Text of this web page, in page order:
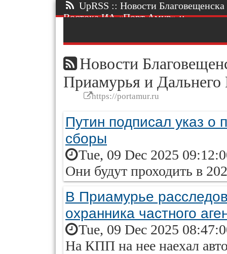
UpRSS :: Новости
Востока ИА «Порт Амур» ::.
Новости
Приамурья и
https://portamur.ru
Путин подписал указ о
сборы
Tue, 09 Dec 2025
Они будут проходить в
В Приамурье
охранника частного
Tue, 09 Dec 2025
На КПП на нее наехал